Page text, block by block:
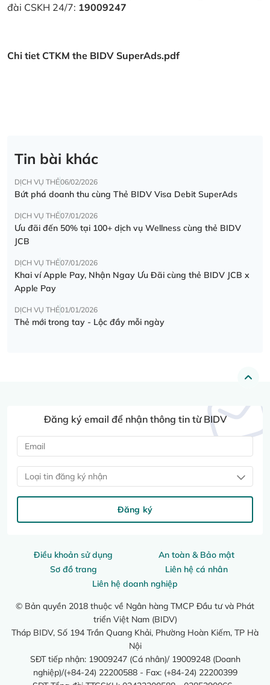
đài CSKH 24/7: 19009247
Chi tiet CTKM the BIDV SuperAds.pdf
Tin bài khác
DỊCH VỤ THẺ06/02/2026
Bứt phá doanh thu cùng Thẻ BIDV Visa Debit SuperAds
DỊCH VỤ THẺ07/01/2026
Ưu đãi đến 50% tại 100+ dịch vụ Wellness cùng thẻ BIDV
JCB
DỊCH VỤ THẺ07/01/2026
Khai ví Apple Pay, Nhận Ngay Ưu Đãi cùng thẻ BIDV JCB x
Apple Pay
DỊCH VỤ THẺ01/01/2026
Thẻ mới trong tay - Lộc đầy mỗi ngày
Điều khoản sử dụng
An toàn & Bảo mật
Sơ đồ trang
Liên hệ cá nhân
Liên hệ doanh nghiệp
© Bản quyền 2018 thuộc về Ngân hàng TMCP Đầu tư và Phát
triển Việt Nam (BIDV)
Tháp BIDV, Số 194 Trần Quang Khải, Phường Hoàn Kiếm, TP Hà
Nội
SĐT tiếp nhận: 19009247 (Cá nhân)/ 19009248 (Doanh
nghiệp)/(+84-24) 22200588 - Fax: (+84-24) 22200399
Đăng ký email để nhận thông tin từ BIDV
Loại tin đăng ký nhận
Đăng ký